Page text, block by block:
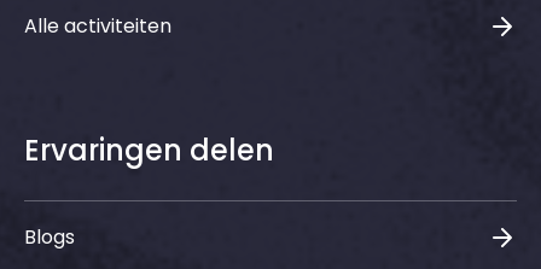
Alle activiteiten
Ervaringen delen
Blogs